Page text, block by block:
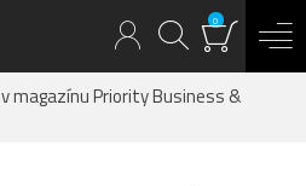
0
magazínu Priority Business &